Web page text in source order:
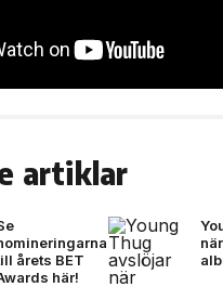
artiklar
årets BET
här!